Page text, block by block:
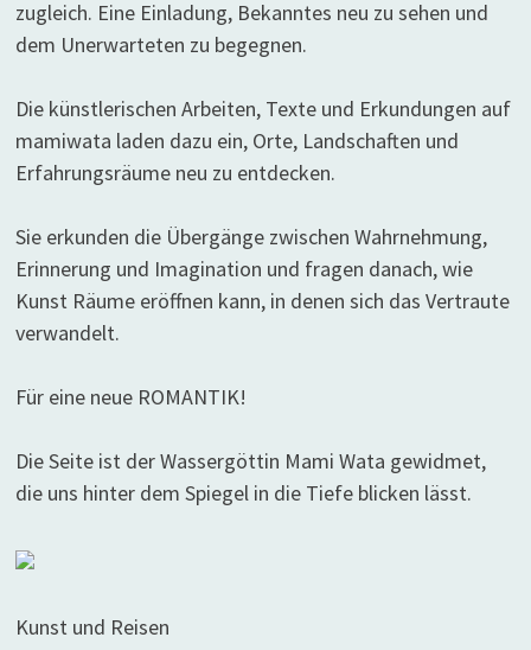
zugleich. Eine Einladung, Bekanntes neu zu sehen und
dem Unerwarteten zu begegnen.
Die künstlerischen Arbeiten, Texte und Erkundungen auf
mamiwata laden dazu ein, Orte, Landschaften und
Erfahrungsräume neu zu entdecken.
Sie erkunden die Übergänge zwischen Wahrnehmung,
Erinnerung und Imagination und fragen danach, wie
Kunst Räume eröffnen kann, in denen sich das Vertraute
verwandelt.
Für eine neue ROMANTIK!
Die Seite ist der Wassergöttin Mami Wata gewidmet,
die uns hinter dem Spiegel in die Tiefe blicken lässt.
Kunst und Reisen